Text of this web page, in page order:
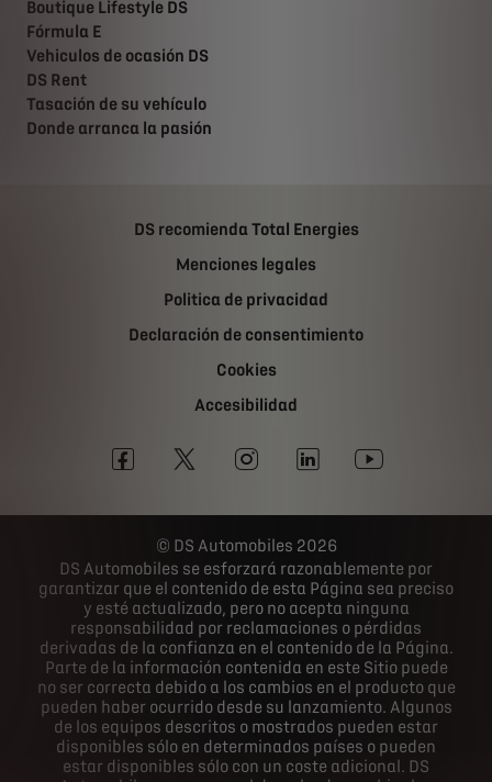
Boutique Lifestyle DS
Fórmula E
Vehiculos de ocasión DS
DS Rent
Tasación de su vehículo
Donde arranca la pasión
DS recomienda Total Energies
Menciones legales
Politica de privacidad
Declaración de consentimiento
Cookies
Accesibilidad
DS Automobiles 2026
DS Automobiles se esforzará razonablemente por
garantizar que el contenido de esta Página sea preciso
y esté actualizado, pero no acepta ninguna
responsabilidad por reclamaciones o pérdidas
derivadas de la confianza en el contenido de la Página.
Parte de la información contenida en este Sitio puede
no ser correcta debido a los cambios en el producto que
pueden haber ocurrido desde su lanzamiento. Algunos
de los equipos descritos o mostrados pueden estar
disponibles sólo en determinados países o pueden
estar disponibles sólo con un coste adicional. DS